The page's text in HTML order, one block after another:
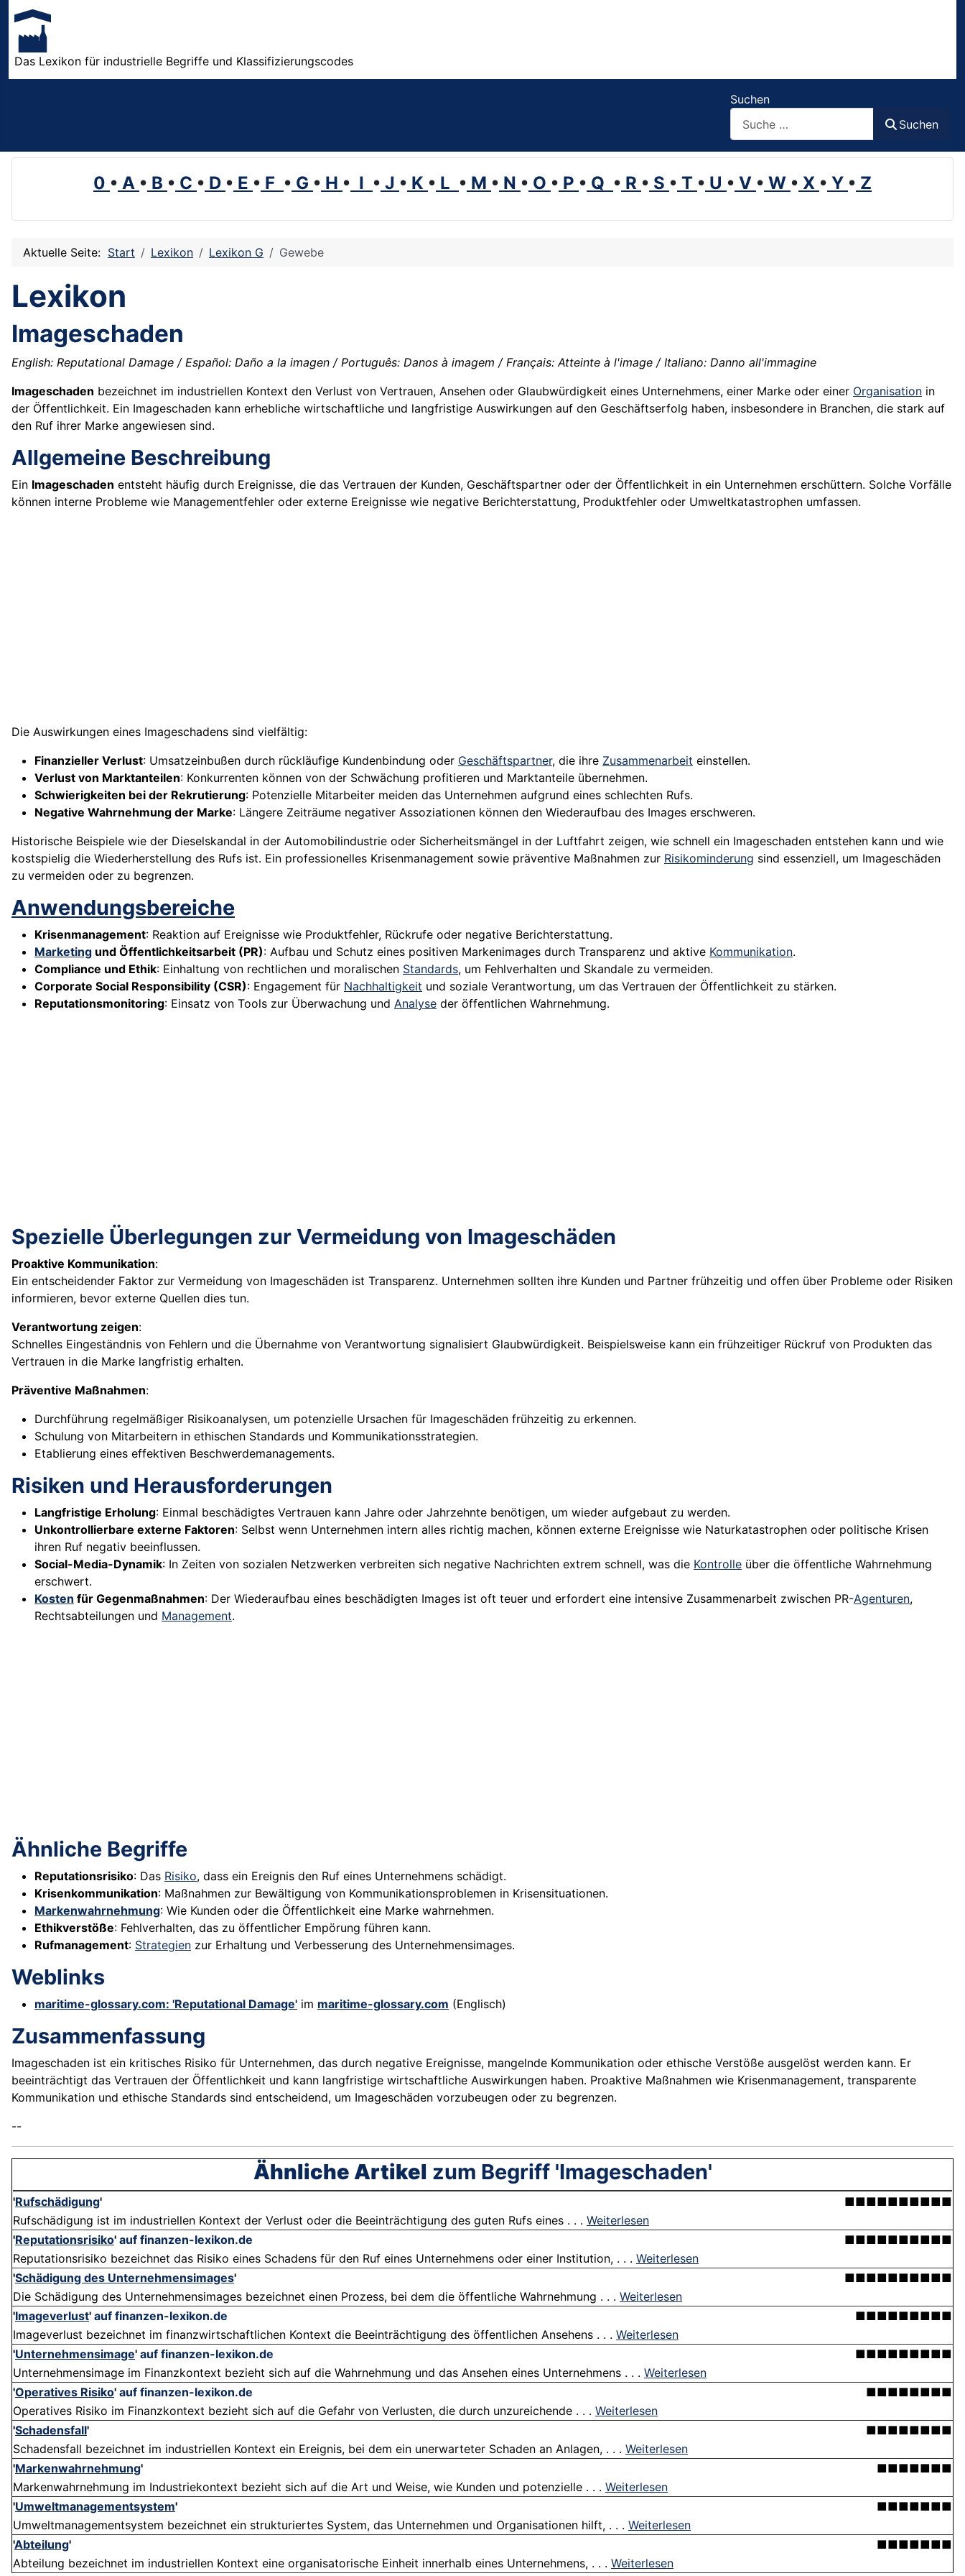
Das Lexikon für industrielle Begriffe und Klassifizierungscodes
Suchen
Suchen
0 • A • B • C • D • E • F • G • H • I • J • K • L • M • N • O • P • Q • R • S • T • U • V • W • X • Y • Z
Aktuelle Seite: Start Lexikon Lexikon G Gewebe
Lexikon
Imageschaden
English: Reputational Damage / Español: Daño a la imagen / Português: Danos à imagem / Français: Atteinte à l'image / Italiano: Danno all'immagine
Imageschaden bezeichnet im industriellen Kontext den Verlust von Vertrauen, Ansehen oder Glaubwürdigkeit eines Unternehmens, einer Marke oder einer Organisation in
der Öffentlichkeit. Ein Imageschaden kann erhebliche wirtschaftliche und langfristige Auswirkungen auf den Geschäftserfolg haben, insbesondere in Branchen, die stark auf
den Ruf ihrer Marke angewiesen sind.
Allgemeine Beschreibung
Ein Imageschaden entsteht häufig durch Ereignisse, die das Vertrauen der Kunden, Geschäftspartner oder der Öffentlichkeit in ein Unternehmen erschüttern. Solche Vorfälle
können interne Probleme wie Managementfehler oder externe Ereignisse wie negative Berichterstattung, Produktfehler oder Umweltkatastrophen umfassen.
Die Auswirkungen eines Imageschadens sind vielfältig:
Finanzieller Verlust: Umsatzeinbußen durch rückläufige Kundenbindung oder Geschäftspartner, die ihre Zusammenarbeit einstellen.
Verlust von Marktanteilen: Konkurrenten können von der Schwächung profitieren und Marktanteile übernehmen.
Schwierigkeiten bei der Rekrutierung: Potenzielle Mitarbeiter meiden das Unternehmen aufgrund eines schlechten Rufs.
Negative Wahrnehmung der Marke: Längere Zeiträume negativer Assoziationen können den Wiederaufbau des Images erschweren.
Historische Beispiele wie der Dieselskandal in der Automobilindustrie oder Sicherheitsmängel in der Luftfahrt zeigen, wie schnell ein Imageschaden entstehen kann und wie
kostspielig die Wiederherstellung des Rufs ist. Ein professionelles Krisenmanagement sowie präventive Maßnahmen zur Risikominderung sind essenziell, um Imageschäden
zu vermeiden oder zu begrenzen.
Anwendungsbereiche
Krisenmanagement: Reaktion auf Ereignisse wie Produktfehler, Rückrufe oder negative Berichterstattung.
Marketing und Öffentlichkeitsarbeit (PR): Aufbau und Schutz eines positiven Markenimages durch Transparenz und aktive Kommunikation.
Compliance und Ethik: Einhaltung von rechtlichen und moralischen Standards, um Fehlverhalten und Skandale zu vermeiden.
Corporate Social Responsibility (CSR): Engagement für Nachhaltigkeit und soziale Verantwortung, um das Vertrauen der Öffentlichkeit zu stärken.
Reputationsmonitoring: Einsatz von Tools zur Überwachung und Analyse der öffentlichen Wahrnehmung.
Spezielle Überlegungen zur Vermeidung von Imageschäden
Proaktive Kommunikation:
Ein entscheidender Faktor zur Vermeidung von Imageschäden ist Transparenz. Unternehmen sollten ihre Kunden und Partner frühzeitig und offen über Probleme oder Risiken
informieren, bevor externe Quellen dies tun.
Verantwortung zeigen:
Schnelles Eingeständnis von Fehlern und die Übernahme von Verantwortung signalisiert Glaubwürdigkeit. Beispielsweise kann ein frühzeitiger Rückruf von Produkten das
Vertrauen in die Marke langfristig erhalten.
Präventive Maßnahmen:
Durchführung regelmäßiger Risikoanalysen, um potenzielle Ursachen für Imageschäden frühzeitig zu erkennen.
Schulung von Mitarbeitern in ethischen Standards und Kommunikationsstrategien.
Etablierung eines effektiven Beschwerdemanagements.
Risiken und Herausforderungen
Langfristige Erholung: Einmal beschädigtes Vertrauen kann Jahre oder Jahrzehnte benötigen, um wieder aufgebaut zu werden.
Unkontrollierbare externe Faktoren: Selbst wenn Unternehmen intern alles richtig machen, können externe Ereignisse wie Naturkatastrophen oder politische Krisen
ihren Ruf negativ beeinflussen.
Social-Media-Dynamik: In Zeiten von sozialen Netzwerken verbreiten sich negative Nachrichten extrem schnell, was die Kontrolle über die öffentliche Wahrnehmung
erschwert.
Kosten für Gegenmaßnahmen: Der Wiederaufbau eines beschädigten Images ist oft teuer und erfordert eine intensive Zusammenarbeit zwischen PR-Agenturen,
Rechtsabteilungen und Management.
Ähnliche Begriffe
Reputationsrisiko: Das Risiko, dass ein Ereignis den Ruf eines Unternehmens schädigt.
Krisenkommunikation: Maßnahmen zur Bewältigung von Kommunikationsproblemen in Krisensituationen.
Markenwahrnehmung: Wie Kunden oder die Öffentlichkeit eine Marke wahrnehmen.
Ethikverstöße: Fehlverhalten, das zu öffentlicher Empörung führen kann.
Rufmanagement: Strategien zur Erhaltung und Verbesserung des Unternehmensimages.
Weblinks
maritime-glossary.com: 'Reputational Damage' im maritime-glossary.com (Englisch)
Zusammenfassung
Imageschaden ist ein kritisches Risiko für Unternehmen, das durch negative Ereignisse, mangelnde Kommunikation oder ethische Verstöße ausgelöst werden kann. Er
beeinträchtigt das Vertrauen der Öffentlichkeit und kann langfristige wirtschaftliche Auswirkungen haben. Proaktive Maßnahmen wie Krisenmanagement, transparente
Kommunikation und ethische Standards sind entscheidend, um Imageschäden vorzubeugen oder zu begrenzen.
--
Ähnliche Artikel zum Begriff 'Imageschaden'
'Rufschädigung'
■■■■■■■■■■
Rufschädigung ist im industriellen Kontext der Verlust oder die Beeinträchtigung des guten Rufs eines . . . Weiterlesen
'Reputationsrisiko' auf finanzen-lexikon.de
■■■■■■■■■■
Reputationsrisiko bezeichnet das Risiko eines Schadens für den Ruf eines Unternehmens oder einer Institution, . . . Weiterlesen
'Schädigung des Unternehmensimages'
■■■■■■■■■■
Die Schädigung des Unternehmensimages bezeichnet einen Prozess, bei dem die öffentliche Wahrnehmung . . . Weiterlesen
'Imageverlust' auf finanzen-lexikon.de
■■■■■■■■■
Imageverlust bezeichnet im finanzwirtschaftlichen Kontext die Beeinträchtigung des öffentlichen Ansehens . . . Weiterlesen
'Unternehmensimage' auf finanzen-lexikon.de
■■■■■■■■■
Unternehmensimage im Finanzkontext bezieht sich auf die Wahrnehmung und das Ansehen eines Unternehmens . . . Weiterlesen
'Operatives Risiko' auf finanzen-lexikon.de
■■■■■■■■
Operatives Risiko im Finanzkontext bezieht sich auf die Gefahr von Verlusten, die durch unzureichende . . . Weiterlesen
'Schadensfall'
■■■■■■■■
Schadensfall bezeichnet im industriellen Kontext ein Ereignis, bei dem ein unerwarteter Schaden an Anlagen, . . . Weiterlesen
'Markenwahrnehmung'
■■■■■■■
Markenwahrnehmung im Industriekontext bezieht sich auf die Art und Weise, wie Kunden und potenzielle . . . Weiterlesen
'Umweltmanagementsystem'
■■■■■■■
Umweltmanagementsystem bezeichnet ein strukturiertes System, das Unternehmen und Organisationen hilft, . . . Weiterlesen
'Abteilung'
■■■■■■■
Abteilung bezeichnet im industriellen Kontext eine organisatorische Einheit innerhalb eines Unternehmens, . . . Weiterlesen